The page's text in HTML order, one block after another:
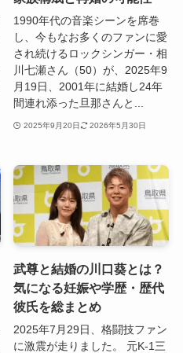
1990年代の音楽シーンを席巻
し、今もなお多くのファンに愛
され続けるロックシンガー・相
川七瀬さん（50）が、2025年9
月19日、2001年に結婚し24年
間連れ添った旦那さんと...
2025年9月20日 2026年5月30日
武尊と結婚の川口葵とは？
気になる妊娠や学歴・歴代
彼氏を総まとめ
2025年7月29日、格闘技ファン
に激震が走りました。 元K-1三